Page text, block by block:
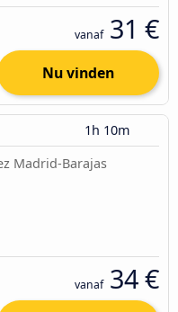
vanaf 31 €
Nu vinden
1h 10m
Madrid-Barajas
vanaf 34 €